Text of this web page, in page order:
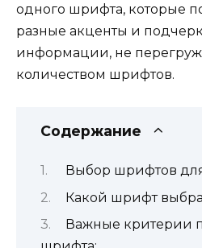
одного шрифта, которые
разные акценты и
информации, не
количеством шрифтов.
Содержание
Выбор шрифтов
Какой шрифт
Важные критерии